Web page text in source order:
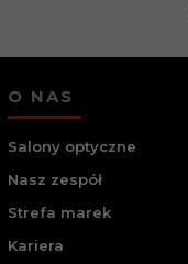
O NAS
Salony optyczne
Nasz zespół
Strefa marek
Kariera